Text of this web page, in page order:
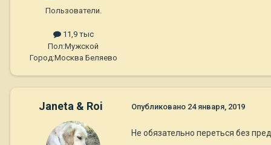
Пользователи.
11,9 тыс
Пол:Мужской
Город:Москва Беляево
Janeta & Roi Опубликовано 24 января, 2019
Не обязательно переться без